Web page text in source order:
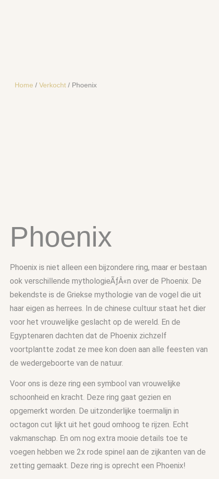
Home / Verkocht / Phoenix
Phoenix
Phoenix is niet alleen een bijzondere ring, maar er bestaan
ook verschillende mythologieÃƒÂ«n over de Phoenix. De
bekendste is de Griekse mythologie van de vogel die uit
haar eigen as herrees. In de chinese cultuur staat het dier
voor het vrouwelijke geslacht op de wereld. En de
Egyptenaren dachten dat de Phoenix zichzelf
voortplantte zodat ze mee kon doen aan alle feesten van
de wedergeboorte van de natuur.
Voor ons is deze ring een symbool van vrouwelijke
schoonheid en kracht. Deze ring gaat gezien en
opgemerkt worden. De uitzonderlijke toermalijn in
octagon cut lijkt uit het goud omhoog te rijzen. Echt
vakmanschap. En om nog extra mooie details toe te
voegen hebben we 2x rode spinel aan de zijkanten van de
zetting gemaakt. Deze ring is oprecht een Phoenix!